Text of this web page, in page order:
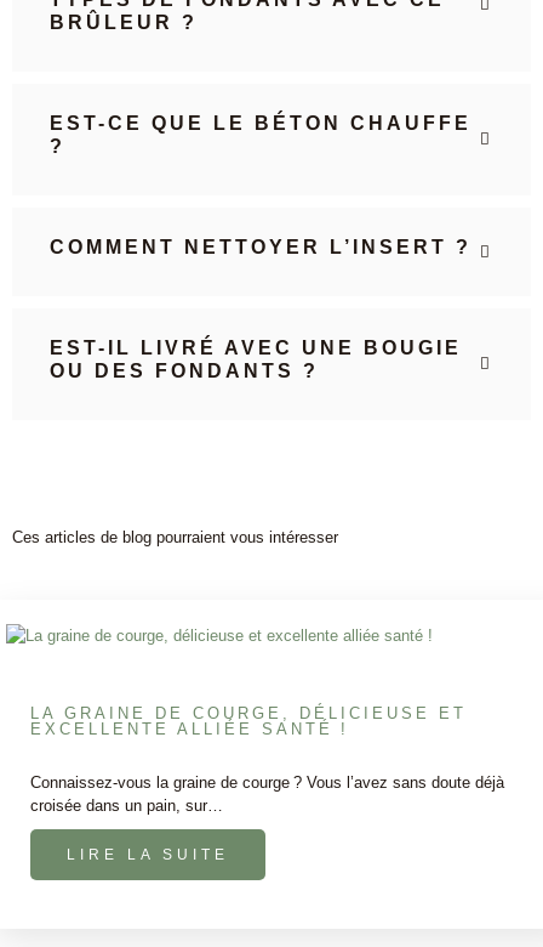
BRÛLEUR ?
EST-CE QUE LE BÉTON CHAUFFE
?
COMMENT NETTOYER L’INSERT ?
EST-IL LIVRÉ AVEC UNE BOUGIE
OU DES FONDANTS ?
Ces articles de blog pourraient vous intéresser
LA GRAINE DE COURGE, DÉLICIEUSE ET
EXCELLENTE ALLIÉE SANTÉ !
Connaissez-vous la graine de courge ? Vous l’avez sans doute déjà
croisée dans un pain, sur…
LIRE LA SUITE